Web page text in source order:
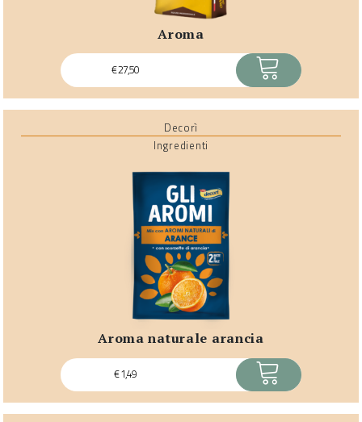
aroma
€27,50 ACQUISTA
Decorì
Ingredienti
aroma naturale arancia
€1,49 ACQUISTA